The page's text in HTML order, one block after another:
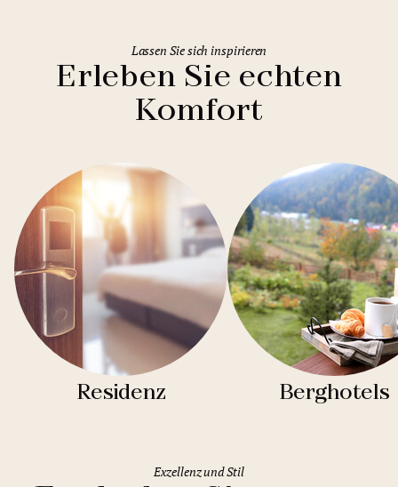
Erleben Sie echten
Komfort
Lassen Sie sich inspirieren
Residenz Berghotels
Exzellenz und Stil